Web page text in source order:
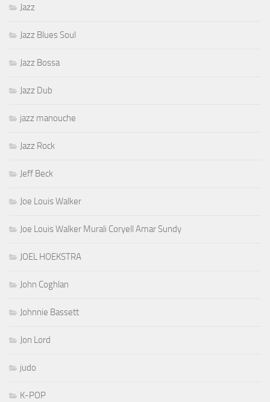
Jazz
Jazz Blues Soul
Jazz Bossa
Jazz Dub
jazz manouche
Jazz Rock
Jeff Beck
Joe Louis Walker
Joe Louis Walker Murali Coryell Amar Sundy
JOEL HOEKSTRA
John Coghlan
Johnnie Bassett
Jon Lord
judo
K-POP